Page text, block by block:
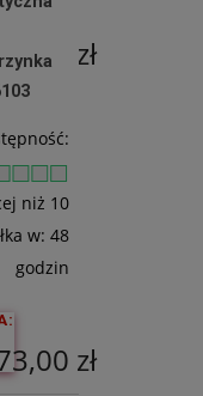
zł
Do
niż 10
w: 48
godzin
zł